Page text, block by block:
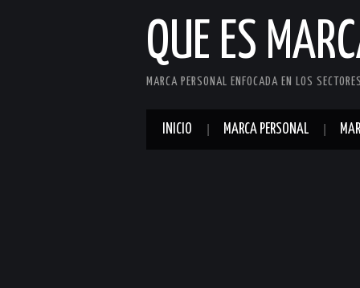
QUE ES
MARCA PERSONAL ENFOCADA EN LOS
INICIO MARCA PERSONAL